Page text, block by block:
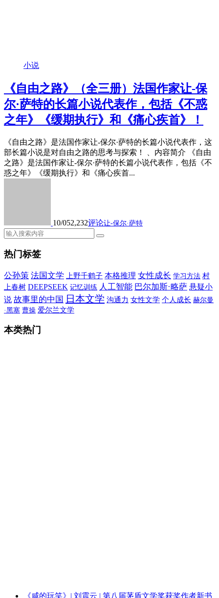
小说
《自由之路》（全三册）法国作家让-保
尔·萨特的长篇小说代表作，包括《不惑
之年》《缓期执行》和《痛心疾首》！
《自由之路》是法国作家让-保尔·萨特的长篇小说代表作，这
部长篇小说是对自由之路的思考与探索！ 、内容简介 《自由
之路》是法国作家让-保尔·萨特的长篇小说代表作，包括《不
惑之年》《缓期执行》和《痛心疾首...
10/052,232评论让-保尔·萨特
热门标签
公孙策 法国文学 上野千鹤子 本格推理 女性成长 学习方法 村
上春树 DEEPSEEK 记忆训练 人工智能 巴尔加斯·略萨 悬疑小
说 故事里的中国 日本文学 沟通力 女性文学 个人成长 赫尔曼
·黑塞 曹操 爱尔兰文学
本类热门
《咸的玩笑》| 刘震云 | 第八届茅盾文学奖获奖作者新书